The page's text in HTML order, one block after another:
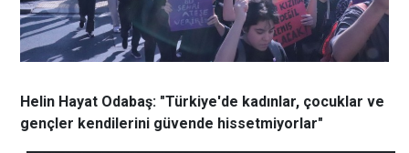
Helin Hayat Odabaş: "Türkiye'de kadınlar, çocuklar ve
gençler kendilerini güvende hissetmiyorlar"